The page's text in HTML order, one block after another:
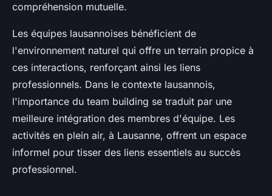
compréhension mutuelle.
Les équipes lausannoises bénéficient de
l'environnement naturel qui offre un terrain propice à
ces interactions, renforçant ainsi les liens
professionnels. Dans le contexte lausannois,
l'importance du team building se traduit par une
meilleure intégration des membres d'équipe. Les
activités en plein air, à Lausanne, offrent un espace
informel pour tisser des liens essentiels au succès
professionnel.